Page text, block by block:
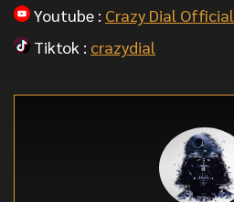
Youtube : Crazy Dial Official
Tiktok : crazydial